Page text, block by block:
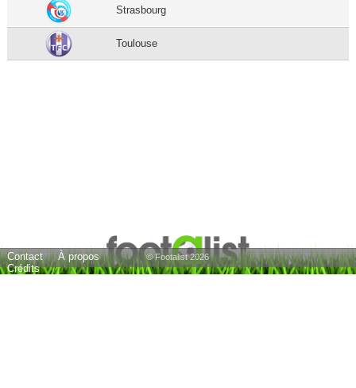
Strasbourg
Toulouse
Contact
À propos
Crédits
© Footalist 2026